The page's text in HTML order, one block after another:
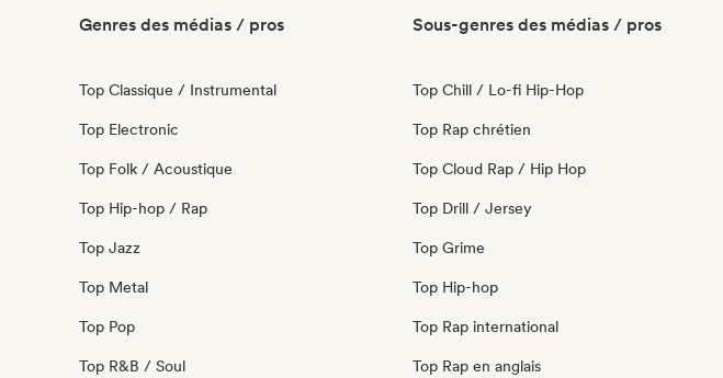
Genres des médias / pros
Top Classique / Instrumental
Top Electronic
Top Folk / Acoustique
Top Hip-hop / Rap
Top Jazz
Top Metal
Top Pop
Top R&B / Soul
Sous-genres des médias / pros
Top Chill / Lo-fi Hip-Hop
Top Rap chrétien
Top Cloud Rap / Hip Hop
Top Drill / Jersey
Top Grime
Top Hip-hop
Top Rap international
Top Rap en anglais